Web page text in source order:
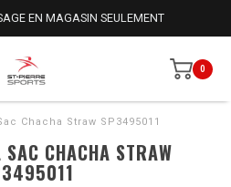
EN MAGASIN SEULEMENT
0
Chacha Straw SP3495011
SAC CHACHA STRAW